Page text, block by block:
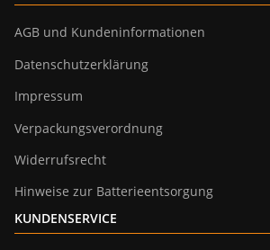
AGB und Kundeninformationen
Datenschutzerklärung
Impressum
Verpackungsverordnung
Widerrufsrecht
Hinweise zur Batterieentsorgung
KUNDENSERVICE